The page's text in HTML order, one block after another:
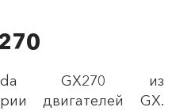
GX270 из
двигателей GX.